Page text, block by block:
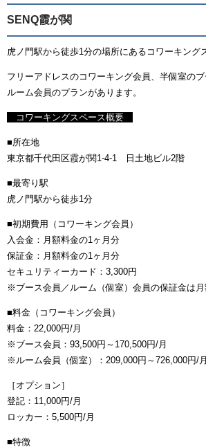
SENQ霞が関
虎ノ門駅から徒歩1分の場所にあるコワーキング
フリーアドレスのコワーキング会員、半個室の
ルーム会員のプランがあります。
コワーキングスペース概要
■所在地
東京都千代田区霞が関1-4-1 日土地ビル2階
■最寄り駅
虎ノ門駅から徒歩1分
■初期費用（コワーキング会員）
入会金：月額料金の1ヶ月分
保証金：月額料金の1ヶ月分
セキュリティーカード：3,300円
※ブース会員／ルーム（個室）会員の保証金は
■料金（コワーキング会員）
料金：22,000円/月
※ブース会員：93,500円～170,500円/月
※ルーム会員（個室）：209,000円～726,000円/月
［オプション］
登記：11,000円/月
ロッカー：5,500円/月
■特徴